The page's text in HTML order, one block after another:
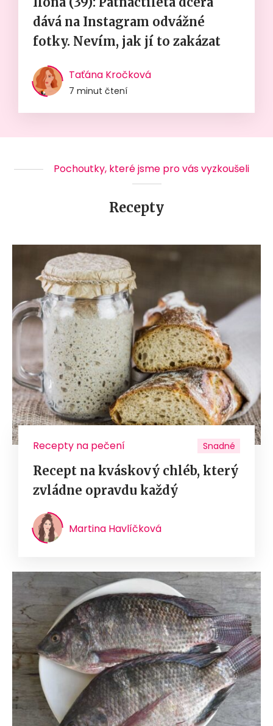
dává na Instagram odvážné
fotky. Nevím, jak jí to zakázat
Taťána Kročková
7 minut čtení
Pochoutky, které jsme pro vás vyzkoušeli
Recepty
Recepty na pečení Snadné
Recept na kváskový chléb, který
zvládne opravdu každý
Martina Havlíčková